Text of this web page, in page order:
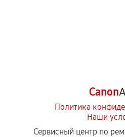
Canon
Политика
Наши
Сервисный центр по